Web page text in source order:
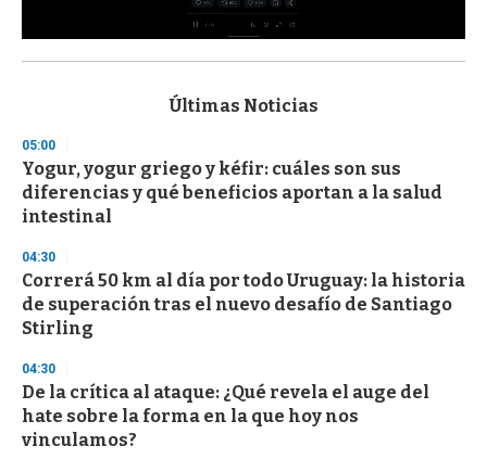
s
d
s
o
f
3
s
e
c
o
n
Últimas Noticias
05:00
Yogur, yogur griego y kéfir: cuáles son sus
diferencias y qué beneficios aportan a la salud
intestinal
04:30
Correrá 50 km al día por todo Uruguay: la historia
de superación tras el nuevo desafío de Santiago
Stirling
04:30
De la crítica al ataque: ¿Qué revela el auge del
hate sobre la forma en la que hoy nos
vinculamos?